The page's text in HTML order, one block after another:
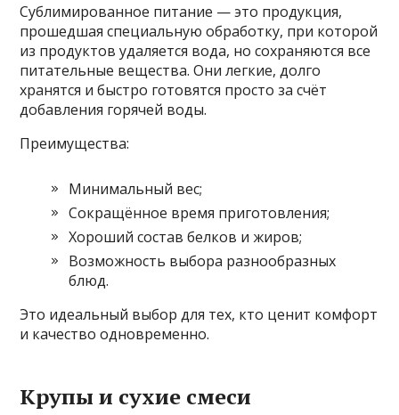
Сублимированное питание — это продукция,
прошедшая специальную обработку, при которой
из продуктов удаляется вода, но сохраняются все
питательные вещества. Они легкие, долго
хранятся и быстро готовятся просто за счёт
добавления горячей воды.
Преимущества:
Минимальный вес;
Сокращённое время приготовления;
Хороший состав белков и жиров;
Возможность выбора разнообразных
блюд.
Это идеальный выбор для тех, кто ценит комфорт
и качество одновременно.
Крупы и сухие смеси